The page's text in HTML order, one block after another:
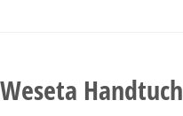
Weseta Handtuch